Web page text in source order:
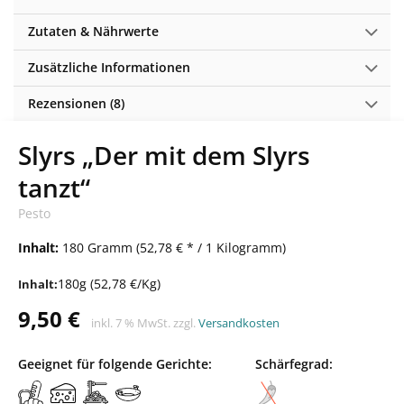
Zutaten & Nährwerte
Zusätzliche Informationen
Rezensionen (8)
Slyrs „Der mit dem Slyrs
tanzt“
Pesto
Inhalt: 180 Gramm (52,78 € * / 1 Kilogramm)
Inhalt:180g (52,78 €/Kg)
9,50 € inkl. 7 % MwSt. zzgl. Versandkosten
Geeignet für folgende Gerichte: Schärfegrad: